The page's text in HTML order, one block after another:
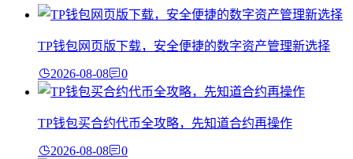
TP钱包网页版下载，安全便捷的数字资产管理新选择
2026-08-08 0
TP钱包买合约代币全攻略，先知道合约再操作
2026-08-08 0